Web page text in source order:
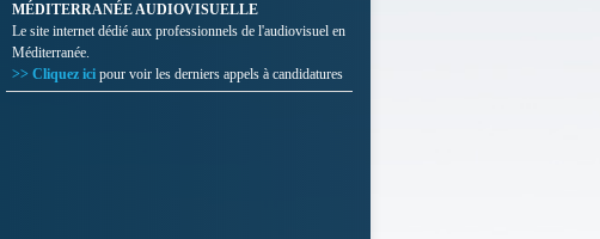
MÉDITERRANÉE AUDIOVISUELLE
Le site internet dédié aux professionnels de l'audiovisuel en
Méditerranée.
>> Cliquez ici pour voir les derniers appels à candidatures